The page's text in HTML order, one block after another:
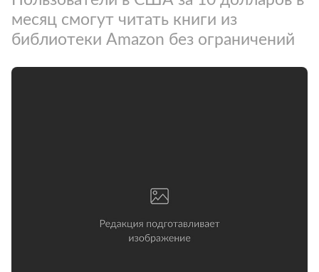
месяц смогут читать книги из
библиотеки Amazon без ограничений